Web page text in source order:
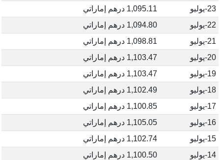
23-يوليو
1,095.11 درهم إماراتي
22-يوليو
1,094.80 درهم إماراتي
21-يوليو
1,098.81 درهم إماراتي
20-يوليو
1,103.47 درهم إماراتي
19-يوليو
1,103.47 درهم إماراتي
18-يوليو
1,102.49 درهم إماراتي
17-يوليو
1,100.85 درهم إماراتي
16-يوليو
1,105.05 درهم إماراتي
15-يوليو
1,102.74 درهم إماراتي
14-يوليو
1,100.50 درهم إماراتي